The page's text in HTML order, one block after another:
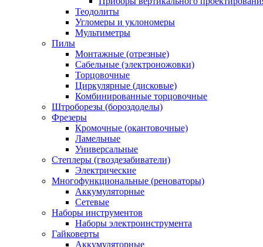
Теодолиты
Угломеры и уклономеры
Мультиметры
Пилы
Монтажные (отрезные)
Сабельные (электроножовки)
Торцовочные
Циркулярные (дисковые)
Комбинированные торцовочные
Штроборезы (бороздоделы)
Фрезеры
Кромочные (окантовочные)
Ламельные
Универсальные
Степлеры (гвоздезабиватели)
Электрические
Многофункциональные (реноваторы)
Аккумуляторные
Сетевые
Наборы инструментов
Наборы электроинструмента
Гайковерты
Аккумуляторные